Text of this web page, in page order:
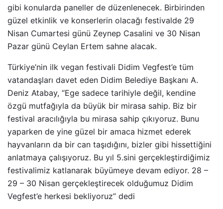
gibi konularda paneller de düzenlenecek. Birbirinden
güzel etkinlik ve konserlerin olacağı festivalde 29
Nisan Cumartesi günü Zeynep Casalini ve 30 Nisan
Pazar günü Ceylan Ertem sahne alacak.
Türkiye’nin ilk vegan festivali Didim Vegfest’e tüm
vatandaşları davet eden Didim Belediye Başkanı A.
Deniz Atabay, “Ege sadece tarihiyle değil, kendine
özgü mutfağıyla da büyük bir mirasa sahip. Biz bir
festival aracılığıyla bu mirasa sahip çıkıyoruz. Bunu
yaparken de yine güzel bir amaca hizmet ederek
hayvanların da bir can taşıdığını, bizler gibi hissettiğini
anlatmaya çalışıyoruz. Bu yıl 5.sini gerçekleştirdiğimiz
festivalimiz katlanarak büyümeye devam ediyor. 28 –
29 – 30 Nisan gerçekleştirecek olduğumuz Didim
Vegfest’e herkesi bekliyoruz” dedi